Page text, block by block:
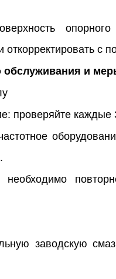
откорректировать с
обслуживания и
проверяйте каждые
необходимо
заводскую